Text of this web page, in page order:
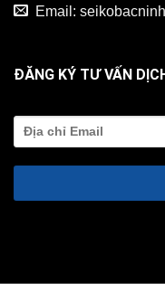
Email:
ĐĂNG KÝ TƯ VẤN